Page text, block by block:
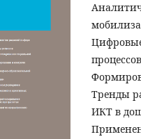
процессов
Тренды
ИКТ в